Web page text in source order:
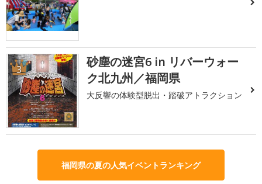
3
砂塵の迷宮6 in リバーウォー
ク北九州／福岡県
大反響の体験型脱出・踏破アトラクション
福岡県の夏の人気イベントランキング